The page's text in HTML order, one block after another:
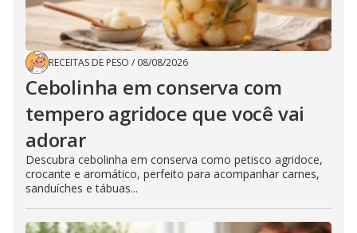
RECEITAS DE PESO / 08/08/2026
Cebolinha em conserva com
tempero agridoce que você vai
adorar
Descubra cebolinha em conserva como petisco agridoce,
crocante e aromático, perfeito para acompanhar carnes,
sanduíches e tábuas...